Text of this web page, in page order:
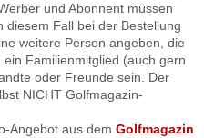
und Abonnent müssen
diesem Fall bei der Bestellung
weitere Person angeben, die
Familienmitglied (auch gern
oder Freunde sein. Der
NICHT Golfmagazin-
Angebot aus dem Golfmagazin